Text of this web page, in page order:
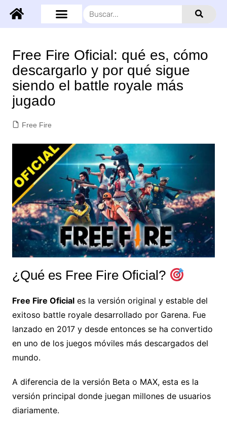
Free Fire Oficial: qué es, cómo
descargarlo y por qué sigue
siendo el battle royale más
jugado
Free Fire
¿Qué es Free Fire Oficial?
Free Fire Oficiales la versión original y estable del
exitoso battle royale desarrollado por Garena. Fue
lanzado en 2017 y desde entonces se ha convertido
en uno de los juegos móviles más descargados del
mundo.
A diferencia de la versión Beta o MAX, esta es la
versión principal donde juegan millones de usuarios
diariamente.